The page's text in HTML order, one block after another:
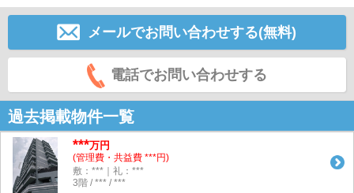
メールでお問い合わせする(無料)
電話でお問い合わせする
過去掲載物件一覧
***万円
(管理費・共益費 ***円)
敷：***｜礼：***
3階 / *** / ***